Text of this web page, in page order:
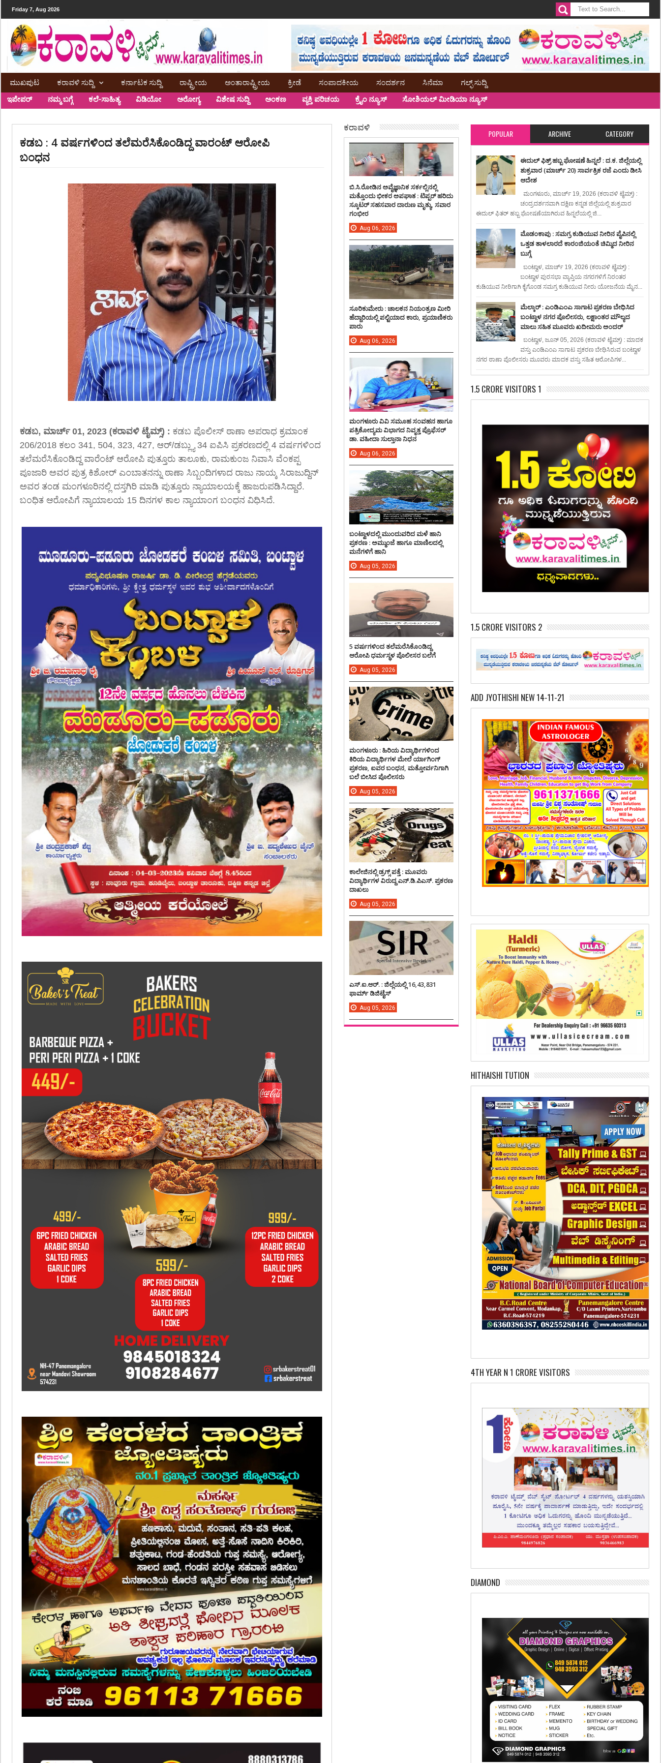
Friday 7, Aug 2026
ಮುಖಪುಟ ಕರಾವಳಿ ಸುದ್ದಿ ಕರ್ನಾಟಕ ಸುದ್ದಿ ರಾಷ್ಟ್ರೀಯ ಅಂತಾರಾಷ್ಟ್ರೀಯ ಕ್ರೀಡೆ ಸಂಪಾದಕೀಯ ಸಂದರ್ಶನ ಸಿನೆಮಾ ಗಲ್ಫ್ ಸುದ್ದಿ
ಇಪೇಪರ್ ನಮ್ಮ ಬಗ್ಗೆ ಕಲೆ-ಸಾಹಿತ್ಯ ವಿಡಿಯೋ ಅರೋಗ್ಯ ವಿಶೇಷ ಸುದ್ದಿ ಅಂಕಣ ವ್ಯಕ್ತಿ ಪರಿಚಯ ಕ್ರೈಂ ನ್ಯೂಸ್ ಸೋಶಿಯಲ್ ಮೀಡಿಯಾ ನ್ಯೂಸ್
ಕಡಬ : 4 ವರ್ಷಗಳಿಂದ ತಲೆಮರೆಸಿಕೊಂಡಿದ್ದ ವಾರಂಟ್ ಆರೋಪಿ
ಬಂಧನ
ಕಡಬ, ಮಾರ್ಚ್ 01, 2023 (ಕರಾವಳಿ ಟೈಮ್ಸ್) : ಕಡಬ ಪೊಲೀಸ್ ಠಾಣಾ ಅಪರಾಧ ಕ್ರಮಾಂಕ
206/2018 ಕಲಂ 341, 504, 323, 427, ಆರ್/ಡಬ್ಲ್ಯು 34 ಐಪಿಸಿ ಪ್ರಕರಣದಲ್ಲಿ 4 ವರ್ಷಗಳಿಂದ
ತಲೆಮರೆಸಿಕೊಂಡಿದ್ದ ವಾರೆಂಟ್ ಆರೋಪಿ ಪುತ್ತೂರು ತಾಲೂಕು, ರಾಮಕುಂಜ ನಿವಾಸಿ ವೆಂಕಪ್ಪ
ಪೂಜಾರಿ ಅವರ ಪುತ್ರ ಕಿಶೋರ್ ಎಂಬಾತನನ್ನು ಠಾಣಾ ಸಿಬ್ಬಂದಿಗಳಾದ ರಾಜು ನಾಯ್ಕ ಸಿರಾಜುದ್ದಿನ್
ಅವರ ತಂಡ ಮಂಗಳೂರಿನಲ್ಲಿ ದಸ್ತಗಿರಿ ಮಾಡಿ ಪುತ್ತೂರು ನ್ಯಾಯಾಲಯಕ್ಕೆ ಹಾಜರುಪಡಿಸಿದ್ದಾರೆ.
ಬಂಧಿತ ಆರೋಪಿಗೆ ನ್ಯಾಯಾಲಯ 15 ದಿನಗಳ ಕಾಲ ನ್ಯಾಯಾಂಗ ಬಂಧನ ವಿಧಿಸಿದೆ.
POPULAR ARCHIVE CATEGORY
ಈದುಲ್ ಫಿತ್ರ್ ಹಬ್ಬ ಘೋಷಣೆ ಹಿನ್ನಲೆ : ದ.ಕ. ಜಿಲ್ಲೆಯಲ್ಲಿ
ಶುಕ್ರವಾರ (ಮಾರ್ಚ್ 20) ಸಾರ್ವತ್ರಿಕ ರಜೆ ಎಂದು ಡೀಸಿ
ಆದೇಶ
ಮಂಗಳೂರು, ಮಾರ್ಚ್ 19, 2026 (ಕರಾವಳಿ ಟೈಮ್ಸ್) :
ಚಂದ್ರದರ್ಶನವಾಗಿ ದಕ್ಷಿಣ ಕನ್ನಡ ಜಿಲ್ಲೆಯಲ್ಲಿ ಶುಕ್ರವಾರ
ಈದುಲ್ ಫಿತರ್ ಹಬ್ಬ ಘೋಷಣೆಯಾಗಿರುವ ಹಿನ್ನಲೆಯಲ್ಲಿ ಜಿ...
ಮೊಡಂಕಾಪು : ಸಮಗ್ರ ಕುಡಿಯುವ ನೀರಿನ ಪೈಪಿನಲ್ಲಿ
ಒತ್ತಡ ತಾಳಲಾರದೆ ಕಾರಂಜಿಯಂತೆ ಚಿಮ್ಮಿದ ನೀರಿನ
ಬುಗ್ಗೆ
ಬಂಟ್ವಾಳ, ಮಾರ್ಚ್ 19, 2026 (ಕರಾವಳಿ ಟೈಮ್ಸ್) :
ಬಂಟ್ವಾಳ ಪುರಸಭಾ ವ್ಯಾಪ್ತಿಯ ನಗರಗಳಿಗೆ ನಿರಂತರ
ಕುಡಿಯುವ ನೀರಿಗಾಗಿ ಕೈಗೊಂಡ ಸಮಗ್ರ ಕುಡಿಯುವ ನೀರು ಯೋಜನೆಯ ಮೈನ...
ಮೆಲ್ಕಾರ್ : ಎಂಡಿಎಂಎ ಸಾಗಾಟ ಪ್ರಕರಣ ಬೇಧಿಸಿದ
ಬಂಟ್ವಾಳ ನಗರ ಪೊಲೀಸರು, ಲಕ್ಷಾಂತರ ಮೌಲ್ಯದ
ಮಾಲು ಸಹಿತ ಮೂವರು ಖದೀಮರು ಅಂದರ್
ಬಂಟ್ವಾಳ, ಜೂನ್ 05, 2026 (ಕರಾವಳಿ ಟೈಮ್ಸ್) : ಮಾದಕ
ವಸ್ತು ಎಂಡಿಎಂಎ ಸಾಗಾಟ ಪ್ರಕರಣ ಬೇಧಿಸಿರುವ ಬಂಟ್ವಾಳ
ನಗರ ಠಾಣಾ ಪೊಲೀಸರು ಮೂವರು ಮಾದಕ ವಸ್ತು ಸಹಿತ ಆರೋಪಿಗಳ...
1.5 CRORE VISITORS 1
1.5 CRORE VISITORS 2
ADD JYOTHISHI NEW 14-11-21
HITHAISHI TUTION
4TH YEAR N 1 CRORE VISITORS
DIAMOND
ಕರಾವಳಿ
ಬಿ.ಸಿ.ರೋಡಿನ ಅವೈಜ್ಞಾನಿಕ ಸರ್ಕಲ್ಲಿನಲ್ಲಿ
ಮತ್ತೊಂದು ಭೀಕರ ಅಪಘಾತ : ಟಿಪ್ಪರ್ ಹರಿದು
ಸ್ಕೂಟರ್ ಸಹಸವಾರ ದಾರುಣ ಮೃತ್ಯು, ಸವಾರ
ಗಂಭೀರ
Aug 06, 2026
ಸೂರಿಕುಮೇರು : ಚಾಲಕನ ನಿಯಂತ್ರಣ ಮೀರಿ
ಹೆದ್ದಾರಿಯಲ್ಲಿ ಪಲ್ಟಿಯಾದ ಕಾರು, ಪ್ರಯಾಣಿಕರು
ಪಾರು
Aug 06, 2026
ಮಂಗಳೂರು ವಿವಿ ಸಮೂಹ ಸಂವಹನ ಹಾಗೂ
ಪತ್ರಿಕೋದ್ಯಮ ವಿಭಾಗದ ನಿವೃತ್ತ ಪ್ರೊಫೆಸರ್
ಡಾ. ವಹೀದಾ ಸುಲ್ತಾನಾ ನಿಧನ
Aug 06, 2026
ಬಂಟ್ವಾಳದಲ್ಲಿ ಮುಂದುವರಿದ ಮಳೆ ಹಾನಿ
ಪ್ರಕರಣ : ಅಮ್ಮುಂಜೆ ಹಾಗೂ ಮಾಣಿಲದಲ್ಲಿ
ಮನೆಗಳಿಗೆ ಹಾನಿ
Aug 05, 2026
5 ವರ್ಷಗಳಿಂದ ತಲೆಮರೆಸಿಕೊಂಡಿದ್ದ
ಆರೋಪಿ ಧರ್ಮಸ್ಥಳ ಪೊಲೀಸರ ಬಲೆಗೆ
Aug 05, 2026
ಮಂಗಳೂರು : ಹಿರಿಯ ವಿದ್ಯಾರ್ಥಿಗಳಿಂದ
ಕಿರಿಯ ವಿದ್ಯಾರ್ಥಿಗಳ ಮೇಲೆ ರ್ಯಾಗಿಂಗ್
ಪ್ರಕರಣ, ಐವರ ಬಂಧನ, ಮತ್ತೋರ್ವನಿಗಾಗಿ
ಬಲೆ ಬೀಸಿದ ಪೊಲೀಸರು
Aug 05, 2026
ಕಾಲೇಜಿನಲ್ಲಿ ಡ್ರಗ್ಸ್ ಪತ್ತೆ : ಮೂವರು
ವಿದ್ಯಾರ್ಥಿಗಳ ವಿರುದ್ದ ಎನ್.ಡಿ.ಪಿಎಸ್. ಪ್ರಕರಣ
ದಾಖಲು
Aug 05, 2026
ಎಸ್.ಐ.ಆರ್. : ಜಿಲ್ಲೆಯಲ್ಲಿ 16,43,831
ಫಾರ್ಮ್ ಡಿಜಿಟೈಸ್
Aug 05, 2026